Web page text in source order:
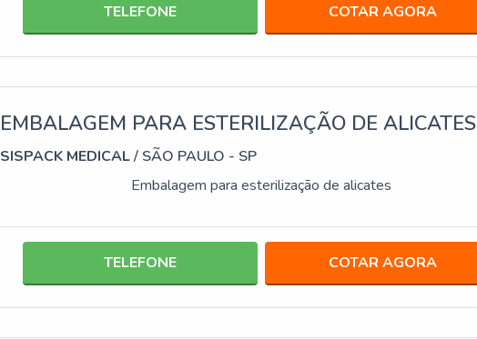
TELEFONE COTAR AGORA
EMBALAGEM PARA ESTERILIZAÇÃO DE ALICATES
SISPACK MEDICAL/ SÃO PAULO - SP
Embalagem para esterilização de alicates
TELEFONE COTAR AGORA